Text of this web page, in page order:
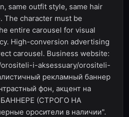
same outfit style, same hair
The character must be
entire carousel for visual
High-conversion advertising
carousel. Business website:
i-aksessuary/orositeli-
рекламный баннер
фон, акцент на
БАННЕРЕ (СТРОГО НА
оросители в наличии".